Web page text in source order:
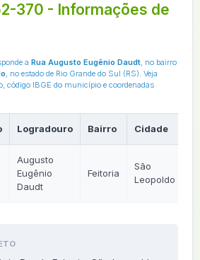
370 - Informações de
a Rua Augusto Eugênio Daudt, no bairro
, no estado de Rio Grande do Sul (RS). Veja
código IBGE do município e coordenadas
Logradouro Bairro Cidade
Augusto
Eugênio
Daudt
Feitoria
São
Leopoldo